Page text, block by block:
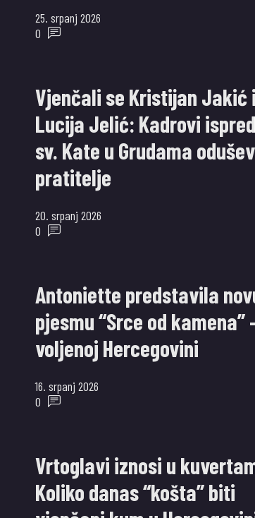
25. srpanj 2026
0
Vjenčali se Kristijan Jakić i
Lucija Jelić: Kadrovi
sv. Kate u Grudama
pratitelje
20. srpanj 2026
0
Antoniette predstavila
pjesmu “Srce od kamena”
voljenoj Hercegovini
16. srpanj 2026
0
​Vrtoglavi iznosi u
Koliko danas “košta” biti